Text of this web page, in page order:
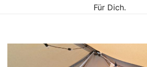
Für Dich.